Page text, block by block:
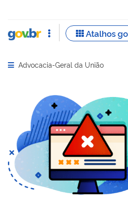
Abrir menu principal de
Advocacia-Geral da União